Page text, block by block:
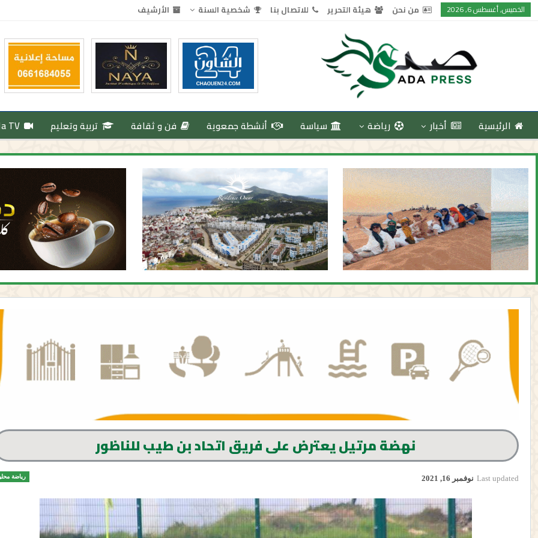
الخميس, أغسطس 6, 2026 من نحن هيئة التحرير للاتصال بنا شخصية السنة الأرشيف
الرئيسية أخبار رياضة سياسة أنشطة جمعوية فن و ثقافة تربية وتعليم TV
نهضة مرتيل يعترض على فريق اتحاد بن طيب للناظور
رياضة Last updated نوفمبر 16, 2021